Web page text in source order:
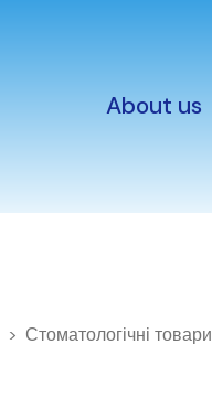
About us
Стоматологічні товари